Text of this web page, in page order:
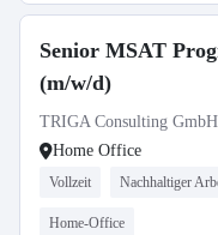
Senior MSAT
(m/w/d)
TRIGA Consulting
Home Office
Vollzeit Nachhaltiger
Home-Office